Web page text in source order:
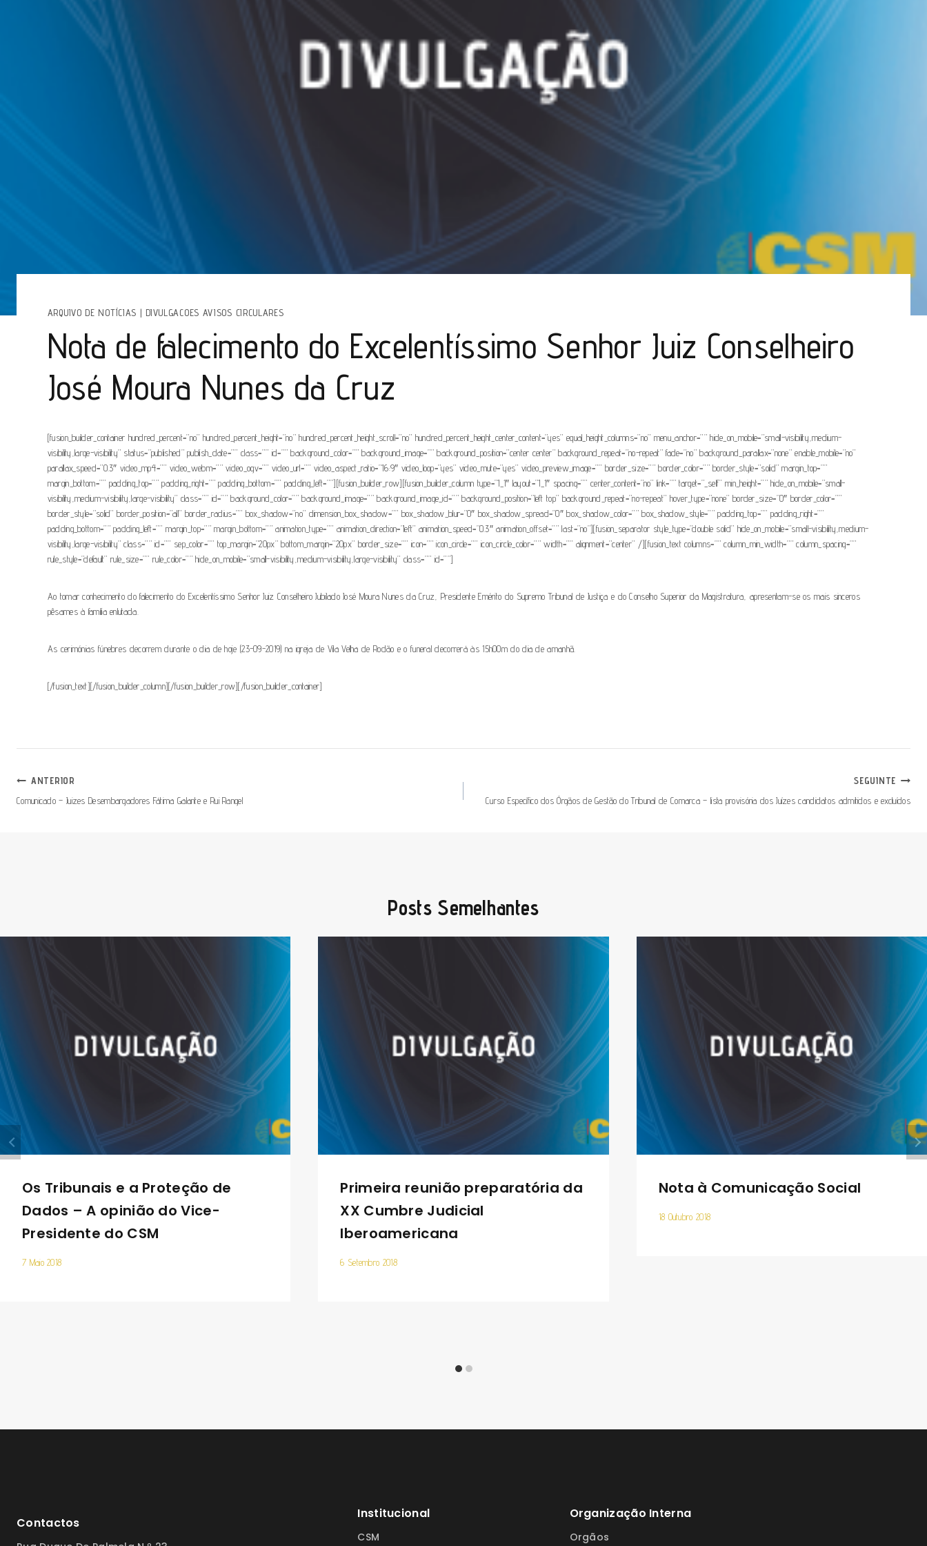
ARQUIVO DE NOTÍCIAS | DIVULGACOES AVISOS CIRCULARES
Nota de falecimento do Excelentíssimo Senhor Juiz Conselheiro
José Moura Nunes da Cruz
[fusion_builder_container hundred_percent=”no” hundred_percent_height=”no” hundred_percent_height_scroll=”no” hundred_percent_height_center_content=”yes” equal_height_columns=”no” menu_anchor=”” hide_on_mobile=”small-visibility,medium-
visibility,large-visibility” status=”published” publish_date=”” class=”” id=”” background_color=”” background_image=”” background_position=”center center” background_repeat=”no-repeat” fade=”no” background_parallax=”none” enable_mobile=”no”
parallax_speed=”0.3″ video_mp4=”” video_webm=”” video_ogv=”” video_url=”” video_aspect_ratio=”16:9″ video_loop=”yes” video_mute=”yes” video_preview_image=”” border_size=”” border_color=”” border_style=”solid” margin_top=””
margin_bottom=”” padding_top=”” padding_right=”” padding_bottom=”” padding_left=””][fusion_builder_row][fusion_builder_column type=”1_1″ layout=”1_1″ spacing=”” center_content=”no” link=”” target=”_self” min_height=”” hide_on_mobile=”small-
visibility,medium-visibility,large-visibility” class=”” id=”” background_color=”” background_image=”” background_image_id=”” background_position=”left top” background_repeat=”no-repeat” hover_type=”none” border_size=”0″ border_color=””
border_style=”solid” border_position=”all” border_radius=”” box_shadow=”no” dimension_box_shadow=”” box_shadow_blur=”0″ box_shadow_spread=”0″ box_shadow_color=”” box_shadow_style=”” padding_top=”” padding_right=””
padding_bottom=”” padding_left=”” margin_top=”” margin_bottom=”” animation_type=”” animation_direction=”left” animation_speed=”0.3″ animation_offset=”” last=”no”][fusion_separator style_type=”double solid” hide_on_mobile=”small-visibility,medium-
visibility,large-visibility” class=”” id=”” sep_color=”” top_margin=”20px” bottom_margin=”20px” border_size=”” icon=”” icon_circle=”” icon_circle_color=”” width=”” alignment=”center” /][fusion_text columns=”” column_min_width=”” column_spacing=””
rule_style=”default” rule_size=”” rule_color=”” hide_on_mobile=”small-visibility,medium-visibility,large-visibility” class=”” id=””]
Ao tomar conhecimento do falecimento do Excelentíssimo Senhor Juiz Conselheiro Jubilado José Moura Nunes da Cruz, Presidente Emérito do Supremo Tribunal de Justiça e do Conselho Superior da Magistratura, apresentam-se os mais sinceros
pêsames à família enlutada.
As cerimónias fúnebres decorrem durante o dia de hoje (23-09-2019) na igreja de Vila Velha de Rodão e o funeral decorrerá às 15h00m do dia de amanhã.
[/fusion_text][/fusion_builder_column][/fusion_builder_row][/fusion_builder_container]
Navegação
ANTERIOR
Comunicado – Juizes Desembargadores Fátima Galante e Rui Rangel
SEGUINTE
Curso Específico dos Órgãos de Gestão do Tribunal de Comarca – lista provisória dos Juízes candidatos admitidos e excluídos
Posts Semelhantes
Os Tribunais e a Proteção de
Dados – A opinião do Vice-
Presidente do CSM
7 Maio 2018
Primeira reunião preparatória da
XX Cumbre Judicial
Iberoamericana
6 Setembro 2018
Nota à Comunicação Social
18 Outubro 2018
Contactos
Institucional
CSM
Organização Interna
Orgãos